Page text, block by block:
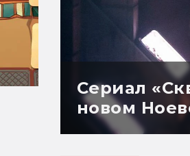
Сериал
новом